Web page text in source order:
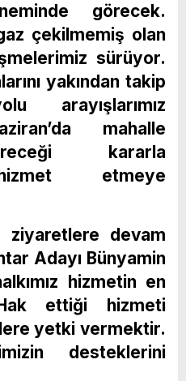
görecek.
çekilmemiş olan
sürüyor.
yakından takip
arayışlarımız
mahalle
kararla
etmeye
ziyaretlere devam
Adayı Bünyamin
hizmetin en
ettiği hizmeti
yetki vermektir.
desteklerini